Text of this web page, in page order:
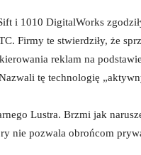
i 1010 DigitalWorks
Firmy te stwierdziły, że
reklam na
tę technologię
Lustra. Brzmi jak
nie pozwala obrońcom